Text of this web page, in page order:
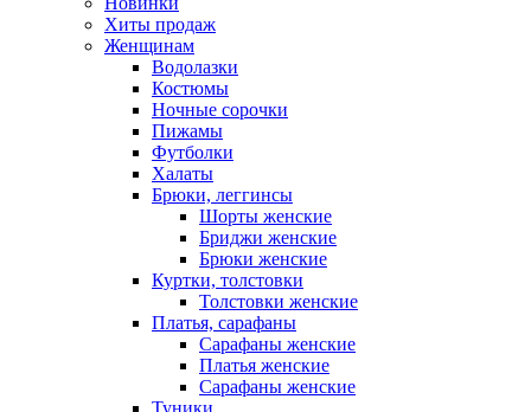
Хиты продаж
Женщинам
Водолазки
Костюмы
Ночные сорочки
Пижамы
Футболки
Халаты
Брюки, леггинсы
Шорты женские
Бриджи женские
Брюки женские
Куртки, толстовки
Толстовки женские
Платья, сарафаны
Сарафаны женские
Платья женские
Сарафаны женские
Туники